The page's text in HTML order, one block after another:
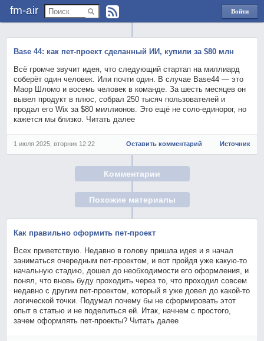
fm-air
Войти
через
Base 44: как пет-проект сделанный ИИ, купили за $80 млн
Всё громче звучит идея, что следующий стартап на миллиард
соберёт один человек. Или почти один. В случае Base44 — это
Маор Шломо и восемь человек в команде. За шесть месяцев он
вывел продукт в плюс, собрал 250 тысяч пользователей и
продал его Wix за $80 миллионов. Это ещё не соло-единорог, но
кажется мы близко. Читать далее
1 июля 2025, вторник 12:22 Оставить комментарий Источник
Комментарии
Похожие материалы
Как правильно оформить пет-проект
Всех приветствую. Недавно в голову пришла идея и я начал
заниматься очередным пет-проектом, и вот пройдя уже какую-то
начальную стадию, дошел до необходимости его оформления, и
понял, что вновь буду проходить через то, что проходил совсем
недавно с другим пет-проектом, который я уже довел до какой-то
логической точки. Подумал почему бы не сформировать этот
опыт в статью и не поделиться ей. Итак, начнем с простого,
зачем оформлять пет-проекты? Читать далее